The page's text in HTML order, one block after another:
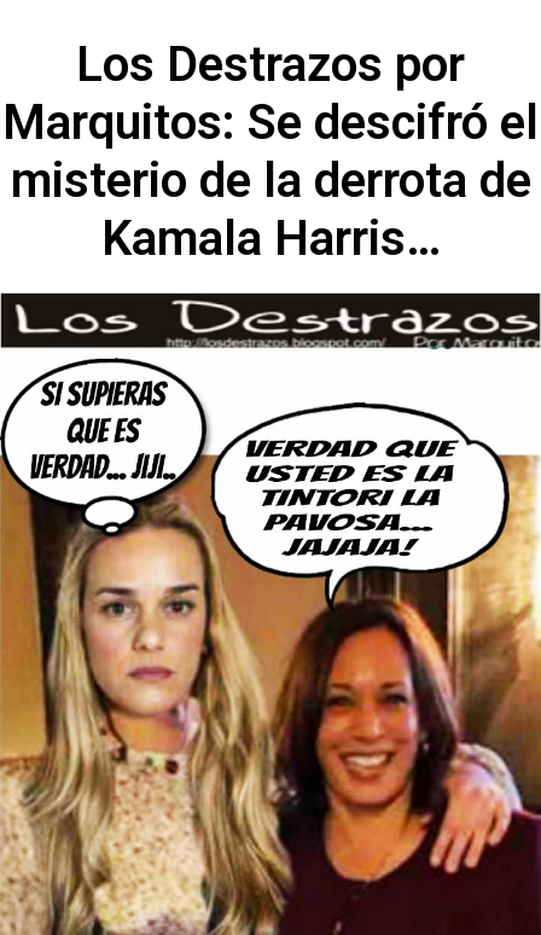
Los Destrazos por
Marquitos: Se descifró el
misterio de la derrota de
Kamala Harris…